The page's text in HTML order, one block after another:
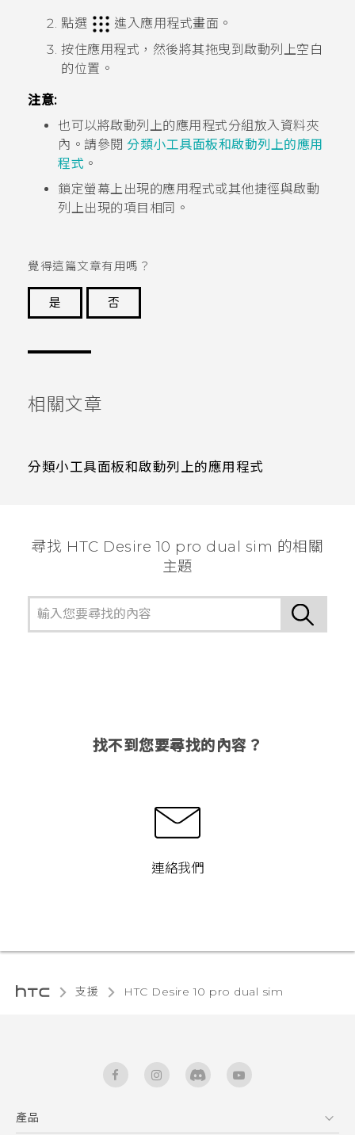
點選 進入應用程式畫面。
按住應用程式，然後將其拖曳到啟動列上空白
的位置。
注意:
也可以將啟動列上的應用程式分組放入資料夾
內。請參閱 分類小工具面板和啟動列上的應用
程式 。
鎖定螢幕上出現的應用程式或其他捷徑與啟動
列上出現的項目相同。
覺得這篇文章有用嗎？
是
否
相關文章
分類小工具面板和啟動列上的應用程式
尋找 HTC Desire 10 pro dual sim 的相關
主題
找不到您要尋找的內容？
連絡我們
支援 HTC Desire 10 pro dual sim‎
產品